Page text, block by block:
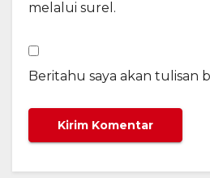
melalui surel.
Beritahu saya akan tulisan